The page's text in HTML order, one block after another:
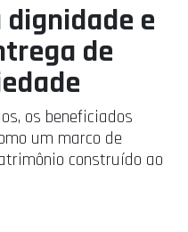
dignidade e
de
os beneficiados
um marco de
construído ao